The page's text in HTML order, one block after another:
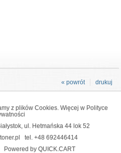
drukuj
« powrót
z plików Cookies. Więcej w Polityce
ul. Hetmańska 44 lok 52
tel. +48 692446414
Powered by QUICK.CART